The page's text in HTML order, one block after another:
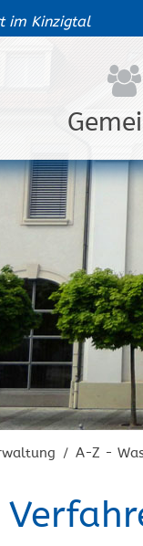
im Kinzigtal
/ A-Z -